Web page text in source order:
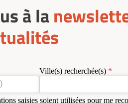
à la
Ville(s) recherchée(s)
saisies soient utilisées pour me